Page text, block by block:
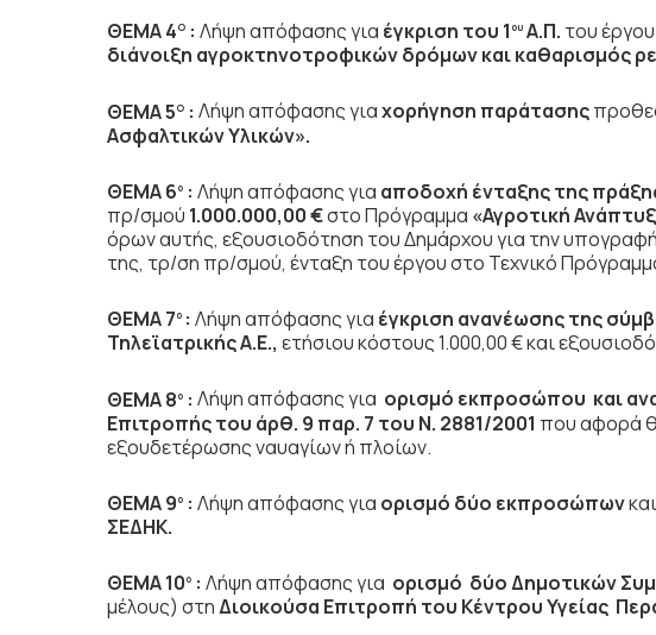
ΘΕΜΑ 4Ο : Λήψη απόφασης για έγκριση του 1 ου Α.Π. του έργου
διάνοιξη αγροκτηνοτροφικών δρόμων και καθαρισμός
ΘΕΜΑ 5Ο : Λήψη απόφασης γιαχορήγηση παράτασης
Ασφαλτικών Υλικών».
ΘΕΜΑ 6ο : Λήψη απόφασης για αποδοχή ένταξης της
πρ/σμού 1.000.000,00 €στο Πρόγραμμα «Αγροτική
όρων αυτής, εξουσιοδότηση του Δημάρχου για την
της, τρ/ση πρ/σμού, ένταξη του έργου στο Τεχνικό
ΘΕΜΑ 7ο : Λήψη απόφασης για έγκριση ανανέωσης της
ΤηλεϊατρικήςA.E., ετήσιου κόστους 1.000,00 € και
ΘΕΜΑ 8ο : Λήψη απόφασης για ορισμό εκπροσώπου και
Επιτροπής του άρθ. 9 παρ. 7 του Ν. 2881/2001 που αφορά
εξουδετέρωσης ναυαγίων ή πλοίων.
ΘΕΜΑ 9ο : Λήψη απόφασης για ορισμό δύο εκπροσώπωνκαι
ΣΕΔΗΚ.
ΘΕΜΑ 10ο : Λήψη απόφασης για ορισμό δύο Δημοτικών
μέλους) στηΔιοικούσα Επιτροπή του Κέντρου Υγείας